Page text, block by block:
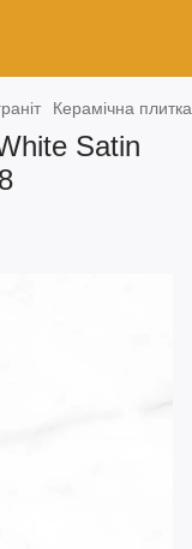
Керамічна
Satin